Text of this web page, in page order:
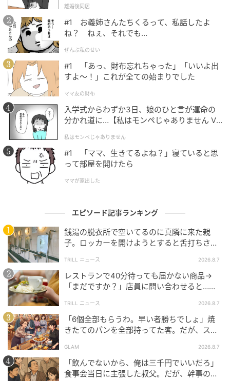
※GLAMが独自に実施したアンケートで集めた、30
代・女性読者様の体験談をもとに記事化しています
※本コンテンツ内の画像は、生成AIを利用して作成し
ています。
元記事で読む
次の記事
「分別違反、お宅のゴミでしょ？」ゴミ袋を
家まで持ってきた女性。だが、私が誤解を解
いた証拠で立場が一変
離婚後同居
#1 お義姉さんたちくるって、私話したよ
ね？ ねぇ、それでも…
ぜんぶ私のせい
#1 「あっ、財布忘れちゃった」「いいよ出
すよ〜！」これが全ての始まりでした
ママ友の財布
入学式からわずか3日、娘のひと言が運命の
分かれ道に…【私はモンペじゃありません Vo
私はモンペじゃありません
#1 「ママ、生きてるよね？」寝ていると思
って部屋を開けたら
ママが家出した
エピソード記事ランキング
銭湯の脱衣所で空いてるのに真隣に来た親
子。ロッカーを開けようとすると舌打ちさ
中で拍手」
TRILL ニュース 2026.8.7
レストランで40分待っても届かない商品→
「まだですか？」店員に問い合わせると…そ
せん」
TRILL ニュース 2026.8.7
「6個全部もらうわ。早い者勝ちでしょ」焼
きたてのパンを全部持ってた客。だが、スタ
GLAM 2026.8.7
「飲んでないから、俺は三千円でいいだろ」
食事会当日に主張した叔父。だが、幹事のい